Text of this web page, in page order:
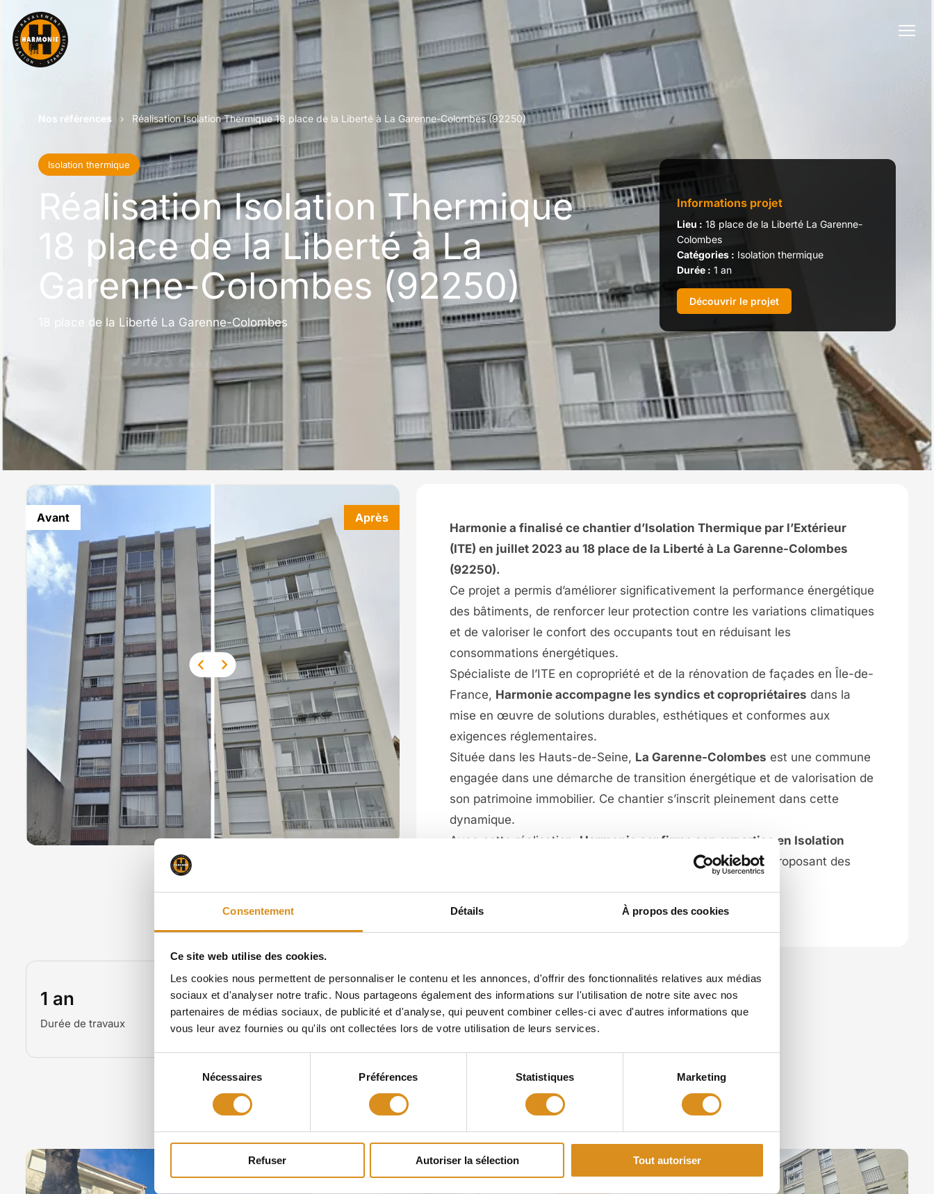
Consentement Détails À propos des cookies
Ce site web utilise des cookies.
Les cookies nous permettent de personnaliser le contenu et les annonces, d'offrir des fonctionnalités relatives aux médias
sociaux et d'analyser notre trafic. Nous partageons également des informations sur l'utilisation de notre site avec nos
partenaires de médias sociaux, de publicité et d'analyse, qui peuvent combiner celles-ci avec d'autres informations que
vous leur avez fournies ou qu'ils ont collectées lors de votre utilisation de leurs services.
Sélection
consentement
Nécessaires Préférences Statistiques Marketing
Refuser Autoriser la sélection Tout autoriser
Nos références › Réalisation Isolation Thermique 18 place de la Liberté à La Garenne-Colombes (92250)
Isolation thermique
Réalisation Isolation Thermique
18 place de la Liberté à La
Garenne-Colombes (92250)
18 place de la Liberté La Garenne-Colombes
Informations projet
Lieu : 18 place de la Liberté La Garenne-
Colombes
Catégories : Isolation thermique
Durée : 1 an
Découvrir le projet
Harmonie a finalisé ce chantier d’Isolation Thermique par l’Extérieur
(ITE) en juillet 2023 au 18 place de la Liberté à La Garenne-Colombes
(92250).
Ce projet a permis d’améliorer significativement la performance énergétique
des bâtiments, de renforcer leur protection contre les variations climatiques
et de valoriser le confort des occupants tout en réduisant les
consommations énergétiques.
Spécialiste de l’ITE en copropriété et de la rénovation de façades en Île-de-
France, Harmonie accompagne les syndics et copropriétaires dans la
mise en œuvre de solutions durables, esthétiques et conformes aux
exigences réglementaires.
Située dans les Hauts-de-Seine, La Garenne-Colombes est une commune
engagée dans une démarche de transition énergétique et de valorisation de
son patrimoine immobilier. Ce chantier s’inscrit pleinement dans cette
dynamique.
Avec cette réalisation, Harmonie confirme son expertise en Isolation
Thermique par l’Extérieur dans les Hauts-de-Seine, en proposant des
environnementaux et patrimoniaux.
1 an
Durée de travaux
Autres projets qui vous intéressent